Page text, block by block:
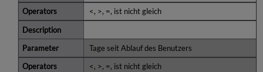
<, >, =, ist nicht gleich
Tage seit Ablauf des Benutzers
<, >, =, ist nicht gleich